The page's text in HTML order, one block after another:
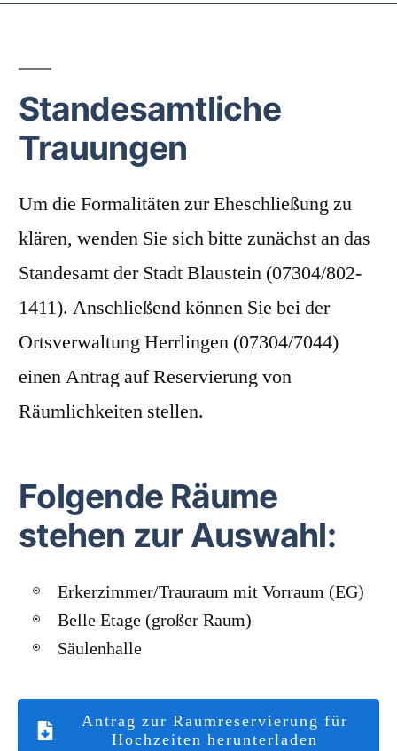
Standesamtliche
Trauungen
Um die Formalitäten zur Eheschließung zu
klären, wenden Sie sich bitte zunächst an das
Standesamt der Stadt Blaustein (07304/802-
1411). Anschließend können Sie bei der
Ortsverwaltung Herrlingen (07304/7044)
einen Antrag auf Reservierung von
Räumlichkeiten stellen.
Folgende Räume
stehen zur Auswahl:
Erkerzimmer/Trauraum mit Vorraum (EG)
Belle Etage (großer Raum)
Säulenhalle
Antrag zur Raumreservierung für
Hochzeiten herunterladen